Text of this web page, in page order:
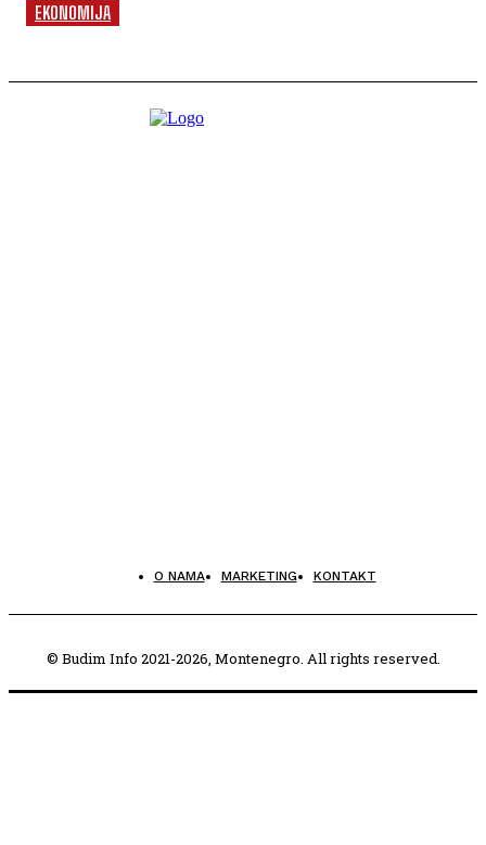
EKONOMIJA
O NAMA MARKETING KONTAKT
© Budim Info 2021-2026, Montenegro. All rights reserved.